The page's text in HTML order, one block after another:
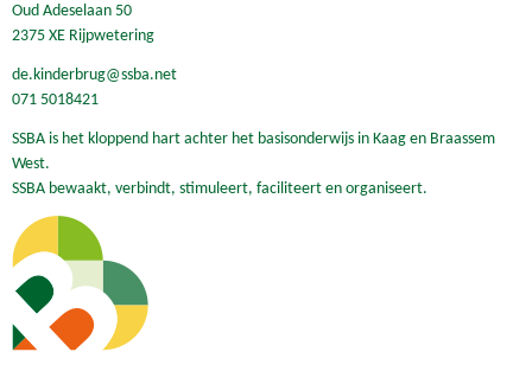
Oud Adeselaan 50
2375 XE Rijpwetering
de.kinderbrug@ssba.net
071 5018421
SSBA is het kloppend hart achter het basisonderwijs in Kaag en Braassem
West.
SSBA bewaakt, verbindt, stimuleert, faciliteert en organiseert.